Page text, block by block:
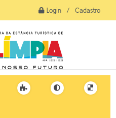
Login / Cadastro